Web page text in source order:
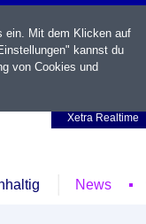
Xetra Realtime
News
ein. Mit dem Klicken auf
kannst du
von Cookies und